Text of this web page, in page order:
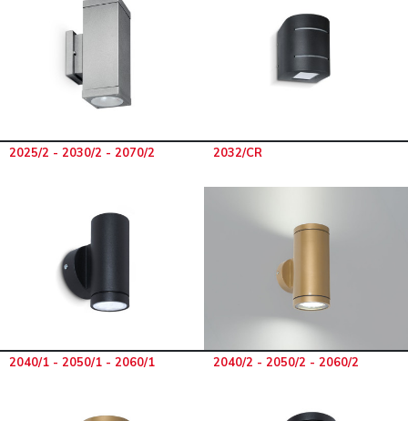
2025/2 - 2030/2 - 2070/2 2032/CR
2040/1 - 2050/1 - 2060/1 2040/2 - 2050/2 - 2060/2